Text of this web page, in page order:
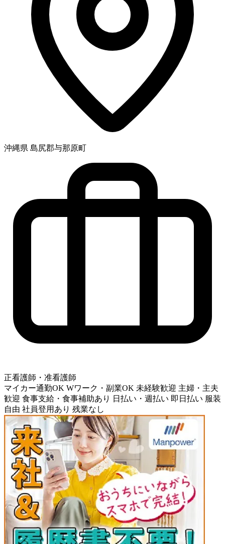
沖縄県 島尻郡与那原町
正看護師・准看護師
マイカー通勤OK Wワーク・副業OK 未経験歓迎 主婦・主夫
歓迎 食事支給・食事補助あり 日払い・週払い 即日払い 服装
自由 社員登用あり 残業なし